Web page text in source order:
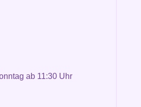
ab 11:30 Uhr